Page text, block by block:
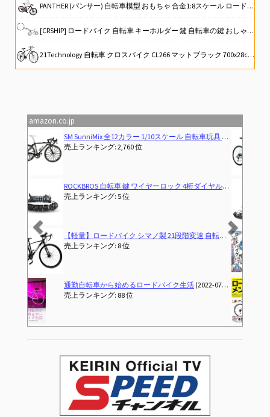
PANTHER (パンサー) 自転車模型 おもちゃ 合金1:8スケール ロードバイク MTBマウンテンバイク 卓上置物 大きいサイズ (MTB)
[CRSHIP] ロードバイク 自転車 キーホルダー 鍵 自転車の鍵 おしゃれ メンズ レディース 可愛い じてんしゃ [並行輸入品]
21Technology 自転車 クロスバイク CL266 マットブラック 700x28cタイヤ シマノ製6段変速ギヤ レボシフター フラットハンドルバー 前後キャリパーブレーキ
amazon.co.jp
【JAPAN BRAND】 XLEAT ロードバイク C550 自転車 21段変速 XR-009 【初乗り、応援。】(ターコイズ)
売上ランキング: 7 位
ROCKBROS(ロックブロス)自転車 マルチツール 自転車工具セット 16in1 多機能 携帯 六角レンチ ソケット 高硬度 持ち運び便利 折りたたみ式携帯工具 ロードバイク MTB クロスバイク
売上ランキング: 1 位
自転車先進国でロードバイク始めてみた３巻 (2025-11-11T00:00:00-00:00)
売上ランキング: 2,846 位
すべてがわかる！ロードバイク メンテナンス入門 (コスミックムック)
売上ランキング: 10 位
Previous Next